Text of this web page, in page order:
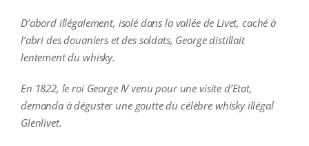
D’abord illégalement, isolé dans la vallée de Livet, caché à
l’abri des douaniers et des soldats, George distillait
lentement du whisky.
En 1822, le roi George IV venu pour une visite d’Etat,
demanda à déguster une goutte du célèbre whisky illégal
Glenlivet.